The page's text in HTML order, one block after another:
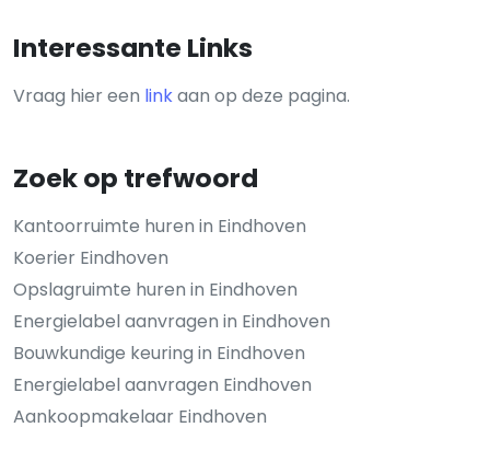
Interessante Links
Vraag hier een linkaan op deze pagina.
Zoek op trefwoord
Kantoorruimte huren in Eindhoven
Koerier Eindhoven
Opslagruimte huren in Eindhoven
Energielabel aanvragen in Eindhoven
Bouwkundige keuring in Eindhoven
Energielabel aanvragen Eindhoven
Aankoopmakelaar Eindhoven